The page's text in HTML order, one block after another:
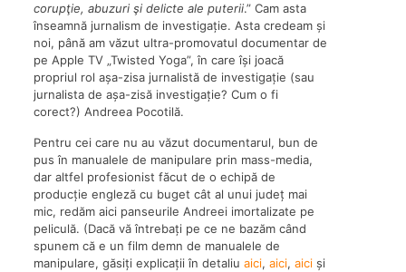
corupţie, abuzuri şi delicte ale puterii.” Cam asta
înseamnă jurnalism de investigație. Asta credeam și
noi, până am văzut ultra-promovatul documentar de
pe Apple TV „Twisted Yoga”, în care își joacă
propriul rol așa-zisa jurnalistă de investigație (sau
jurnalista de așa-zisă investigație? Cum o fi
corect?) Andreea Pocotilă.
Pentru cei care nu au văzut documentarul, bun de
pus în manualele de manipulare prin mass-media,
dar altfel profesionist făcut de o echipă de
producție engleză cu buget cât al unui județ mai
mic, redăm aici panseurile Andreei imortalizate pe
peliculă. (Dacă vă întrebați pe ce ne bazăm când
spunem că e un film demn de manualele de
manipulare, găsiți explicații în detaliu aici, aici, aiciși